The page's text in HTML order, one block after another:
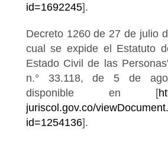
id=1692245].
Decreto 1260 de 27 de julio
cual se expide el Estatuto
Estado Civil de las
n.° 33.118, de 5 de
disponible en [
juriscol.gov.co/
id=1254136].